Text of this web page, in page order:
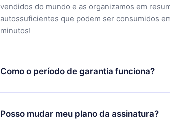
vendidos do mundo e as organizamos em
autossuficientes que podem ser consumidos
minutos!
Como o período de garantia funciona?
Você pode baixar nosso aplicativo e começar
motivo não ficar satisfeito com nossa
equipe de suporte (contato@12min.com) em
Posso mudar meu plano da assinatura?